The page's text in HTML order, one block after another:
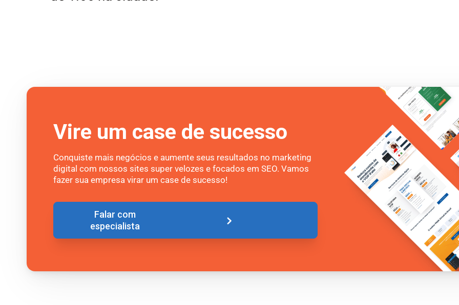
Vire um case de sucesso
Conquiste mais negócios e aumente seus resultados no marketing
digital com nossos sites super velozes e focados em SEO. Vamos
fazer sua empresa virar um case de sucesso!
Falar com
especialista